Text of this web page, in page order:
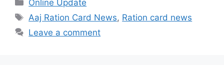
Online Update
Tags
Aaj Ration Card News, Ration card news
Leave a comment